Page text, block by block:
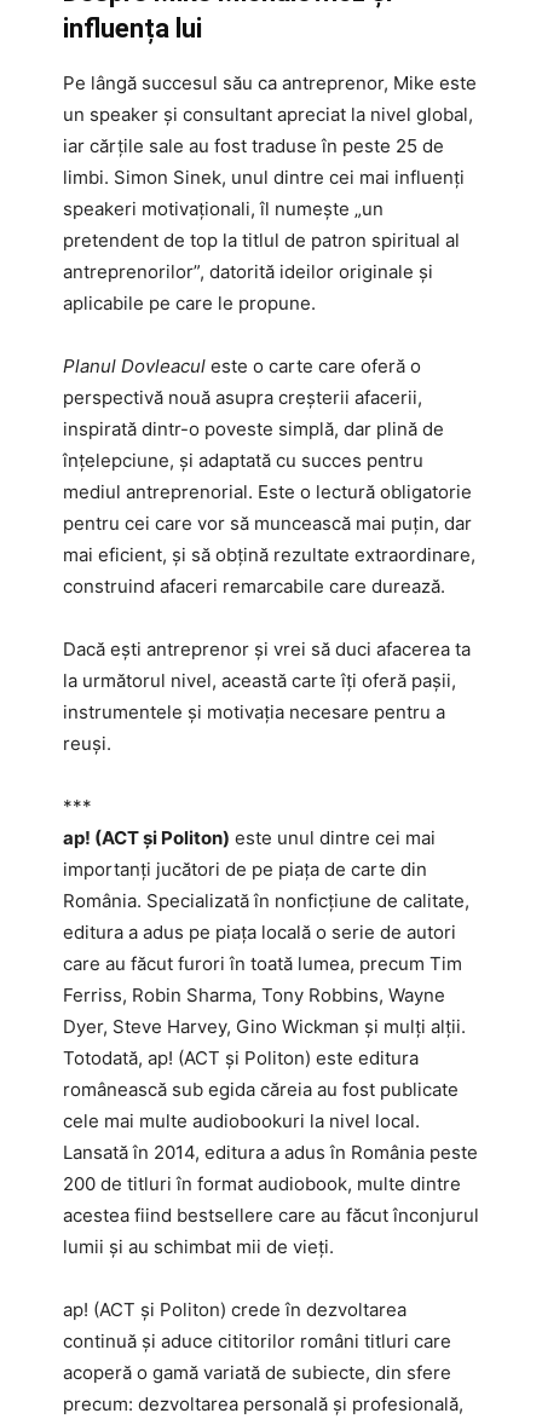
influența lui
Pe lângă succesul său ca antreprenor, Mike este
un speaker și consultant apreciat la nivel global,
iar cărțile sale au fost traduse în peste 25 de
limbi. Simon Sinek, unul dintre cei mai influenți
speakeri motivaționali, îl numește „un
pretendent de top la titlul de patron spiritual al
antreprenorilor”, datorită ideilor originale și
aplicabile pe care le propune.
Planul Dovleacul este o carte care oferă o
perspectivă nouă asupra creșterii afacerii,
inspirată dintr-o poveste simplă, dar plină de
înțelepciune, și adaptată cu succes pentru
mediul antreprenorial. Este o lectură obligatorie
pentru cei care vor să muncească mai puțin, dar
mai eficient, și să obțină rezultate extraordinare,
construind afaceri remarcabile care durează.
Dacă ești antreprenor și vrei să duci afacerea ta
la următorul nivel, această carte îți oferă pașii,
instrumentele și motivația necesare pentru a
reuși.
***
ap! (ACT și Politon) este unul dintre cei mai
importanți jucători de pe piața de carte din
România. Specializată în nonficțiune de calitate,
editura a adus pe piața locală o serie de autori
care au făcut furori în toată lumea, precum Tim
Ferriss, Robin Sharma, Tony Robbins, Wayne
Dyer, Steve Harvey, Gino Wickman și mulți alții.
Totodată, ap! (ACT și Politon) este editura
românească sub egida căreia au fost publicate
cele mai multe audiobookuri la nivel local.
Lansată în 2014, editura a adus în România peste
200 de titluri în format audiobook, multe dintre
acestea fiind bestsellere care au făcut înconjurul
lumii și au schimbat mii de vieți.
ap! (ACT și Politon) crede în dezvoltarea
continuă și aduce cititorilor români titluri care
acoperă o gamă variată de subiecte, din sfere
precum: dezvoltarea personală și profesională,